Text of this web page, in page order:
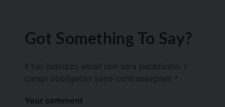
Got Something To Say?
Il tuo indirizzo email non sarà pubblicato.
campi obbligatori sono contrassegnati *
Your comment